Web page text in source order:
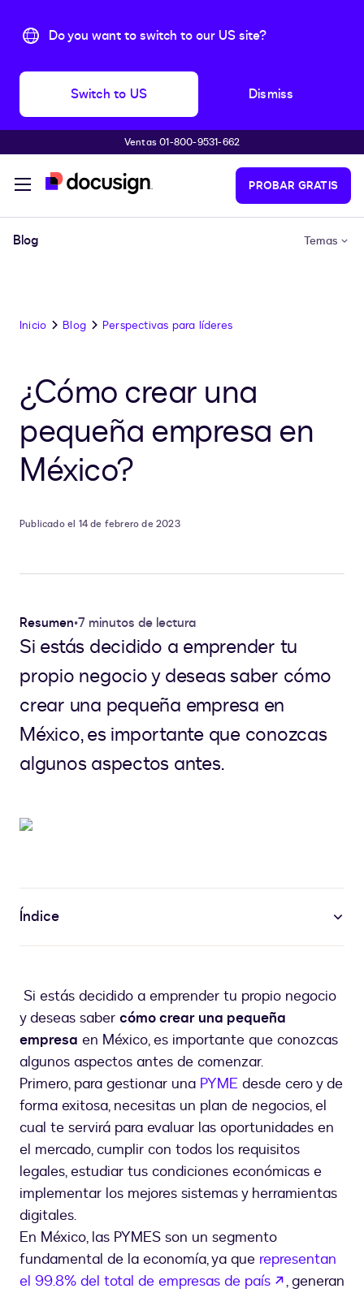
Do you want to switch to our US site?
Switch to US Dismiss
Accede al contenido principalVentas 01-800-9531-662
PROBAR GRATIS
Blog Temas
Inicio Blog Perspectivas para líderes
¿Cómo crear una
pequeña empresa en
México?
Publicado el 14 de febrero de 2023
Resumen•7 minutos de lectura
Si estás decidido a emprender tu
propio negocio y deseas saber cómo
crear una pequeña empresa en
México, es importante que conozcas
algunos aspectos antes.
Índice
Si estás decidido a emprender tu propio negocio
y deseas saber cómo crear una pequeña
empresa en México, es importante que conozcas
algunos aspectos antes de comenzar.
Primero, para gestionar una PYME desde cero y de
forma exitosa, necesitas un plan de negocios, el
cual te servirá para evaluar las oportunidades en
el mercado, cumplir con todos los requisitos
legales, estudiar tus condiciones económicas e
implementar los mejores sistemas y herramientas
digitales.
En México, las PYMES son un segmento
fundamental de la economía, ya que representan
el 99.8% del total de empresas de país
abre em
, generan